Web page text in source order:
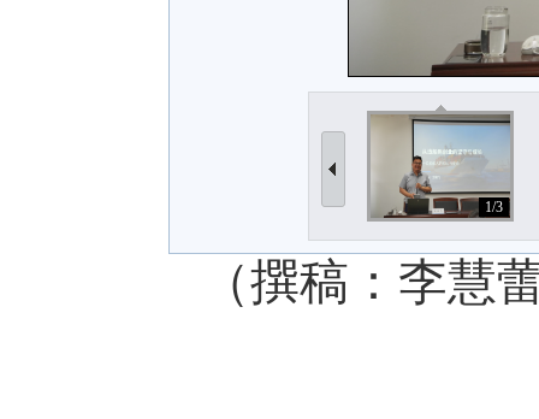
1/3
（撰稿：李